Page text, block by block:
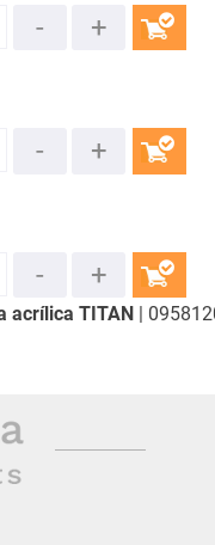
acrílica TITAN |COMPRAR